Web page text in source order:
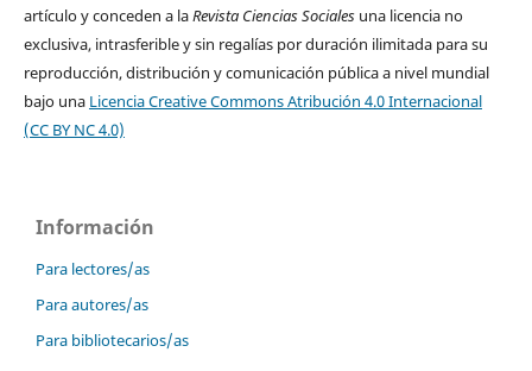
artículo y conceden a laRevista Ciencias Socialesuna licencia no
exclusiva, intrasferible y sin regalías por duración ilimitada para su
reproducción, distribución y comunicación pública a nivel mundial
bajo una Licencia Creative Commons Atribución 4.0 Internacional
(CC BY NC 4.0)
Información
Para lectores/as
Para autores/as
Para bibliotecarios/as